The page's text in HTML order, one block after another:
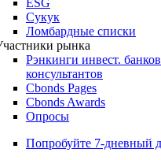
Кривые доходности
Best bid/ask
ЦФА
ESG
Сукук
Ломбардные списки
Участники рынка
Рэнкинги инвест.
Cbonds Pages